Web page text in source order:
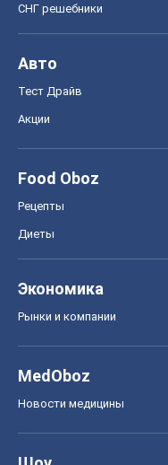
СНГ решебники
Авто
Тест Драйв
Акции
Food Oboz
Рецепты
Диеты
Экономика
Рынки и компании
MedOboz
Новости медицины